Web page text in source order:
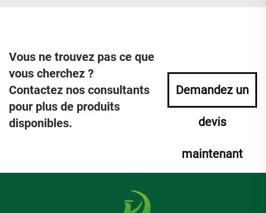
Vous ne trouvez pas ce que
vous cherchez ?
Contactez nos consultants
pour plus de produits
disponibles.
Demandez un
devis
maintenant